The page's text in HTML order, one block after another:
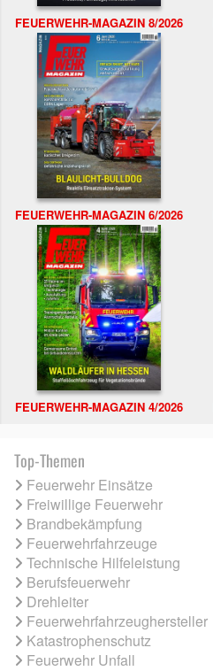
FEUERWEHR-MAGAZIN 8/2026
FEUERWEHR-MAGAZIN 6/2026
FEUERWEHR-MAGAZIN 4/2026
Top-Themen
Feuerwehr Einsätze
Freiwillige Feuerwehr
Brandbekämpfung
Feuerwehrfahrzeuge
Technische Hilfeleistung
Berufsfeuerwehr
Drehleiter
Feuerwehrfahrzeughersteller
Katastrophenschutz
Feuerwehr Unfall